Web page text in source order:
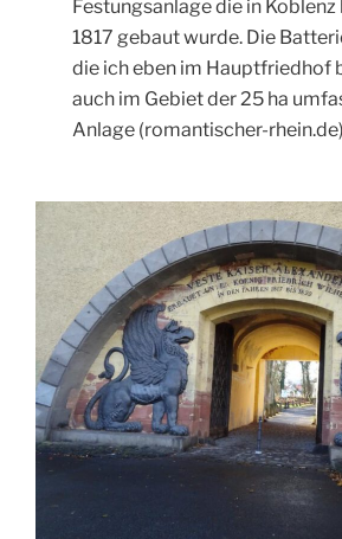
Festungsanlage die in Koblenz
1817 gebaut wurde. Die
die ich eben im Hauptfriedhof
auch im Gebiet der 25 ha
Anlage (romantischer-